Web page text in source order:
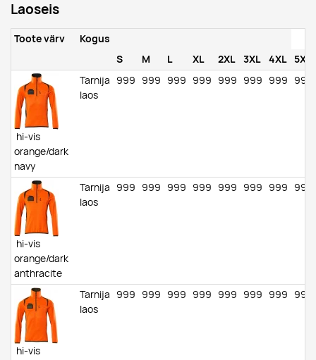
Laoseis
Toote värv
Kogus
S
M L XL 2XL 3XL 4XL 5XL
hi-vis
orange/dark
navy
Tarnija
laos
999 999 999 999 999 999 999 999
hi-vis
orange/dark
anthracite
Tarnija
laos
999 999 999 999 999 999 999 999
hi-vis
Tarnija
laos
999 999 999 999 999 999 999 999